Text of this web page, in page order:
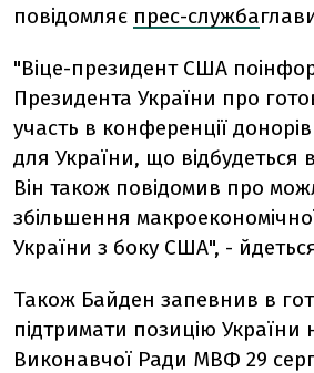
повідомляє прес-служба
"Віце-президент США
Президента України про
участь в конференції донорів
для України, що відбудеться
Він також повідомив про
збільшення
України з боку США", -
Також Байден запевнив в
підтримати позицію України
Виконавчої Ради МВФ 29